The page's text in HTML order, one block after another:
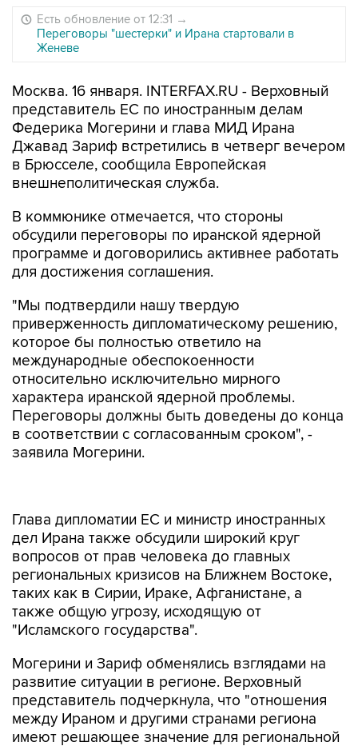
Есть обновление от 12:31 →
Переговоры "шестерки" и Ирана стартовали в
Женеве
Москва. 16 января. INTERFAX.RU - Верховный
представитель ЕС по иностранным делам
Федерика Могерини и глава МИД Ирана
Джавад Зариф встретились в четверг вечером
в Брюсселе, сообщила Европейская
внешнеполитическая служба.
В коммюнике отмечается, что стороны
обсудили переговоры по иранской ядерной
программе и договорились активнее работать
для достижения соглашения.
"Мы подтвердили нашу твердую
приверженность дипломатическому решению,
которое бы полностью ответило на
международные обеспокоенности
относительно исключительно мирного
характера иранской ядерной проблемы.
Переговоры должны быть доведены до конца
в соответствии с согласованным сроком", -
заявила Могерини.
вопросов от прав человека до главных
региональных кризисов на Ближнем Востоке,
таких как в Сирии, Ираке, Афганистане, а
также общую угрозу, исходящую от
"Исламского государства".
Могерини и Зариф обменялись взглядами на
представитель подчеркнула, что "отношения
между Ираном и другими странами региона
имеют решающее значение для региональной
стабильности".